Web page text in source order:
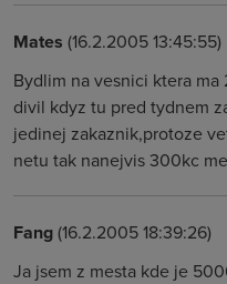
Mates (16.2.2005 13:45:55)
Bydlim na vesnici ktera
divil kdyz tu pred tydnem
jedinej zakaznik,protoze
netu tak nanejvis 300kc
Fang(16.2.2005 18:39:26)
Ja jsem z mesta kde je